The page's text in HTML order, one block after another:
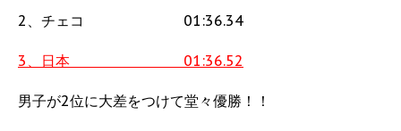
2、チェコ 01:36.34
3、日本 01:36.52
男子が2位に大差をつけて堂々優勝！！